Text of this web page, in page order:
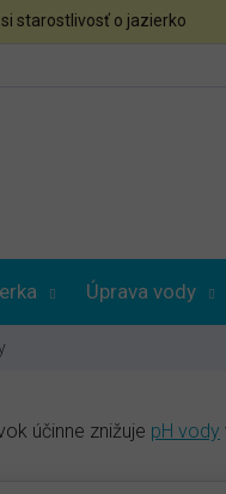
starostlivosť o jazierko
Úprava vody
účinne znižuje pH vody